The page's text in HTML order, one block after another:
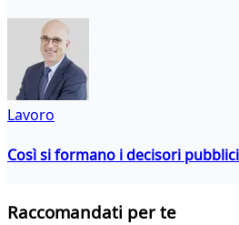
Lavoro
Così si formano i decisori
Raccomandati per te